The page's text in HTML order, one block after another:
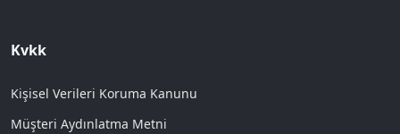
Kvkk
Kişisel Verileri Koruma Kanunu
Müşteri Aydınlatma Metni